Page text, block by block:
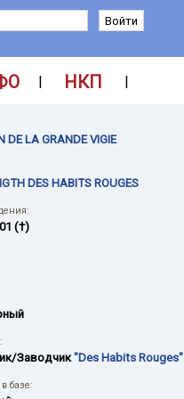
| НКП |
DE LA GRANDE VIGIE
DES HABITS ROUGES
(†)
Заводчик"Des Habits Rouges"
базе: